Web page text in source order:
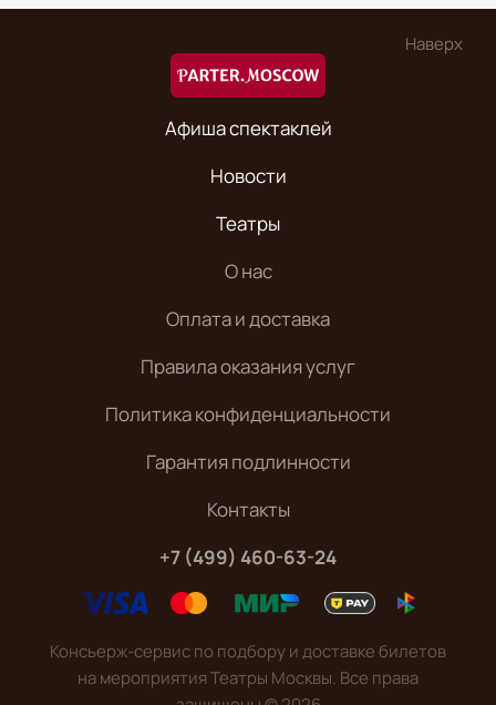
Наверх
Афиша спектаклей
Новости
Театры
О нас
Оплата и доставка
Правила оказания услуг
Политика конфиденциальности
Гарантия подлинности
Контакты
+7 (499) 460-63-24
Консьерж-сервис по подбору и доставке билетов
на мероприятия Театры Москвы. Все права